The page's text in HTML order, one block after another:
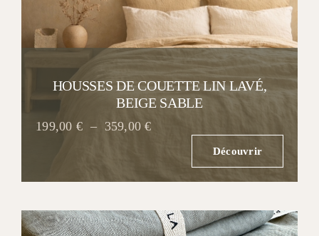
HOUSSES DE COUETTE LIN LAVÉ,
BEIGE SABLE
199,00 € – 359,00€Plage
359,00 €
Découvrir